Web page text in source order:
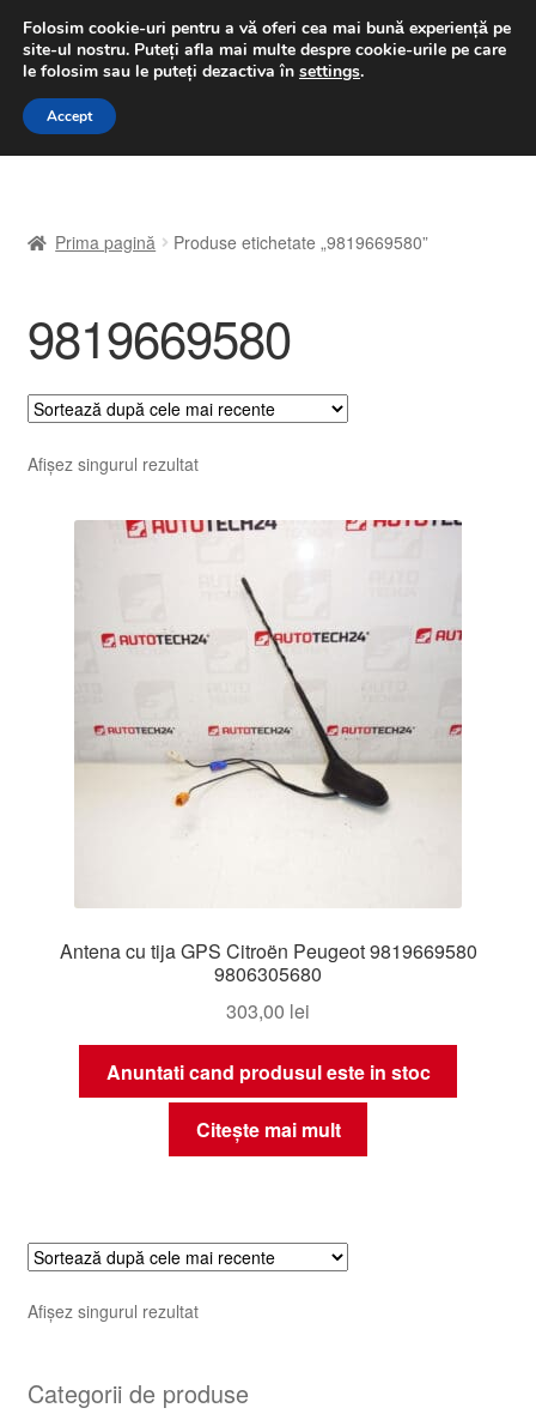
LIVRARE de la 33 lei
luni-vineri 9 a.m. - 4 p.m.031 229 6816
Sari
Sari
A lua legatura
Contul meu
Coș
Despre noi
Finalizare comandă
Livrare în toată lumea
Plățile
Termeni si conditii
Prima pagină Produse etichetate „9819669580”
9819669580
Afișez singurul rezultat
Antena cu tija GPS Citroën Peugeot 9819669580
9806305680
303,00 lei
Anuntati cand produsul este in stoc
Citește mai mult
Afișez singurul rezultat
Categorii de produse
Folosim cookie-uri pentru a vă oferi cea mai bună experiență pe
site-ul nostru. Puteți afla mai multe despre cookie-urile pe care
le folosim sau le puteți dezactiva în settings.
Accept